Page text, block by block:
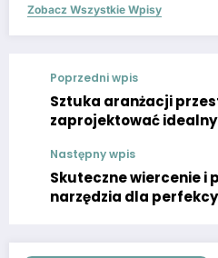
Zobacz Wszystkie Wpisy
Poprzedni wpis
Sztuka aranżacji
zaprojektować
Następny wpis
Skuteczne wiercenie i
narzędzia dla